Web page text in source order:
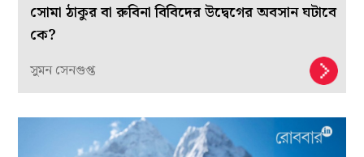
সোমা ঠাকুর বা রুবিনা বিবিদের উদ্বেগের অবসান ঘটাবে
কে?
সুমন সেনগুপ্ত